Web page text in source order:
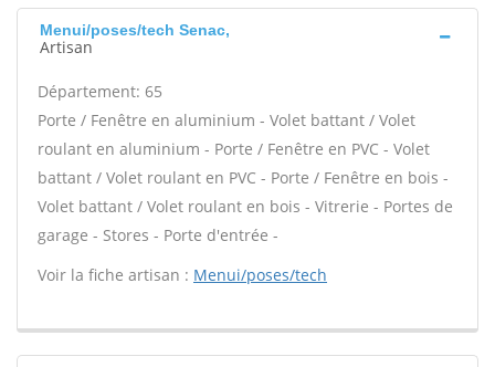
Menui/poses/tech Senac,
Artisan
Département: 65
Porte / Fenêtre en aluminium - Volet battant / Volet
roulant en aluminium - Porte / Fenêtre en PVC - Volet
battant / Volet roulant en PVC - Porte / Fenêtre en bois -
Volet battant / Volet roulant en bois - Vitrerie - Portes de
garage - Stores - Porte d'entrée -
Voir la fiche artisan : Menui/poses/tech